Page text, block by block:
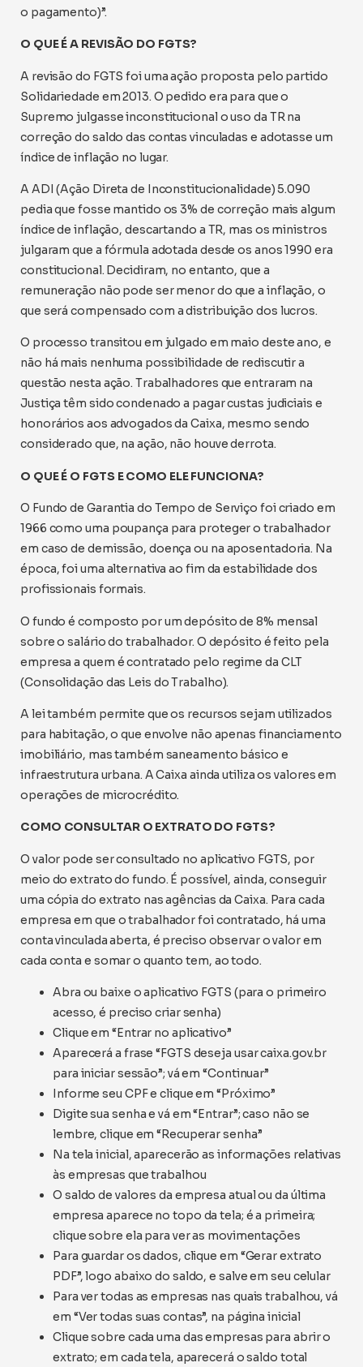
o pagamento)”.
O QUE É A REVISÃO DO FGTS?
A revisão do FGTS foi uma ação proposta pelo partido
Solidariedade em 2013. O pedido era para que o
Supremo julgasse inconstitucional o uso da TR na
correção do saldo das contas vinculadas e adotasse um
índice de inflação no lugar.
A ADI (Ação Direta de Inconstitucionalidade) 5.090
pedia que fosse mantido os 3% de correção mais algum
índice de inflação, descartando a TR, mas os ministros
julgaram que a fórmula adotada desde os anos 1990 era
constitucional. Decidiram, no entanto, que a
remuneração não pode ser menor do que a inflação, o
que será compensado com a distribuição dos lucros.
O processo transitou em julgado em maio deste ano, e
não há mais nenhuma possibilidade de rediscutir a
questão nesta ação. Trabalhadores que entraram na
Justiça têm sido condenado a pagar custas judiciais e
honorários aos advogados da Caixa, mesmo sendo
considerado que, na ação, não houve derrota.
O QUE É O FGTS E COMO ELE FUNCIONA?
O Fundo de Garantia do Tempo de Serviço foi criado em
1966 como uma poupança para proteger o trabalhador
em caso de demissão, doença ou na aposentadoria. Na
época, foi uma alternativa ao fim da estabilidade dos
profissionais formais.
O fundo é composto por um depósito de 8% mensal
sobre o salário do trabalhador. O depósito é feito pela
empresa a quem é contratado pelo regime da CLT
(Consolidação das Leis do Trabalho).
A lei também permite que os recursos sejam utilizados
para habitação, o que envolve não apenas financiamento
imobiliário, mas também saneamento básico e
infraestrutura urbana. A Caixa ainda utiliza os valores em
operações de microcrédito.
COMO CONSULTAR O EXTRATO DO FGTS?
O valor pode ser consultado no aplicativo FGTS, por
meio do extrato do fundo. É possível, ainda, conseguir
uma cópia do extrato nas agências da Caixa. Para cada
empresa em que o trabalhador foi contratado, há uma
conta vinculada aberta, é preciso observar o valor em
cada conta e somar o quanto tem, ao todo.
Abra ou baixe o aplicativo FGTS (para o primeiro
acesso, é preciso criar senha)
Clique em “Entrar no aplicativo”
Aparecerá a frase “FGTS deseja usar caixa.gov.br
para iniciar sessão”; vá em “Continuar”
Informe seu CPF e clique em “Próximo”
Digite sua senha e vá em “Entrar”; caso não se
lembre, clique em “Recuperar senha”
Na tela inicial, aparecerão as informações relativas
às empresas que trabalhou
O saldo de valores da empresa atual ou da última
empresa aparece no topo da tela; é a primeira;
clique sobre ela para ver as movimentações
Para guardar os dados, clique em “Gerar extrato
PDF”, logo abaixo do saldo, e salve em seu celular
Para ver todas as empresas nas quais trabalhou, vá
em “Ver todas suas contas”, na página inicial
Clique sobre cada uma das empresas para abrir o
extrato; em cada tela, aparecerá o saldo total